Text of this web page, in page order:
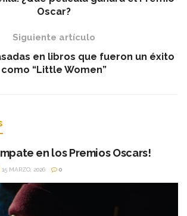
Oscar?
Siguiente artículo
en libros que fueron un éxito
como “Little Women”
en los Premios Oscars!
15 MARZO, 2026 0